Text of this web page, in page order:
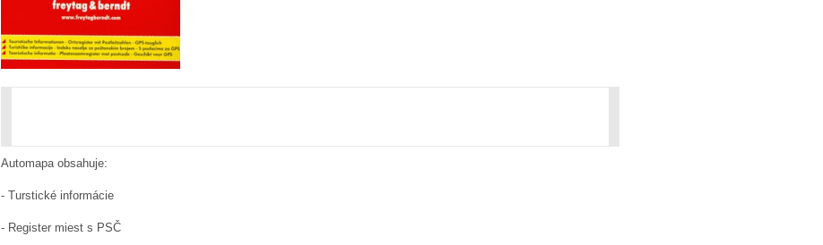
Automapa obsahuje:
- Turstické informácie
- Register miest s PSČ